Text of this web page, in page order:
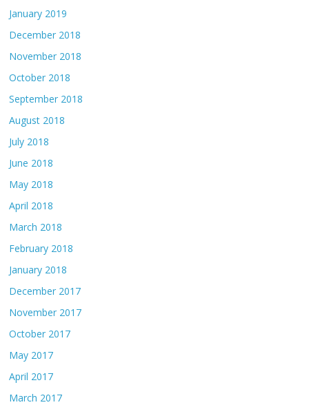
January 2019
December 2018
November 2018
October 2018
September 2018
August 2018
July 2018
June 2018
May 2018
April 2018
March 2018
February 2018
January 2018
December 2017
November 2017
October 2017
May 2017
April 2017
March 2017